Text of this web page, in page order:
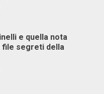
e quella nota
file segreti della